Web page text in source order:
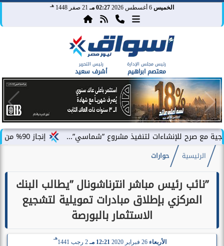
الخميس 02:27 مـ 21 صفر 1448 هـ
رئيس مجلس الإدارة
معتصم ابراهيم
رئيس التحرير
أشرف سعيد
إنجاز 90% من الأعمال الخرسانية للكبائن في ”سولاري”.. ومصر إيطاليا تطلق Amare... لتنفيذ مشروع ”شماسي”...
الرئيسية حوارات
”نائب رئيس مباشر انترناشونال ”يطالب البنك
المركزي بإطلاق مبادرات تمويلية لتشجيع
الاستثمار بالبورصة
الأربعاء 12:21 مـ 2 رجب 1441
هـ